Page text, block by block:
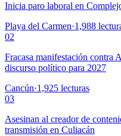
Inicia paro laboral en
Playa del Carmen·1,988
02
Fracasa manifestación contra
discurso político para 2027
Cancún·1,925 lecturas
03
Asesinan al creador de
transmisión en Culiacán